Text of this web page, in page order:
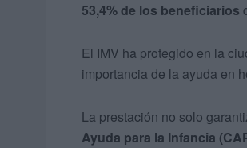
53,4% de los beneficiarios
El IMV ha protegido en la
importancia de la ayuda en
La prestación no solo
Ayuda para la Infancia